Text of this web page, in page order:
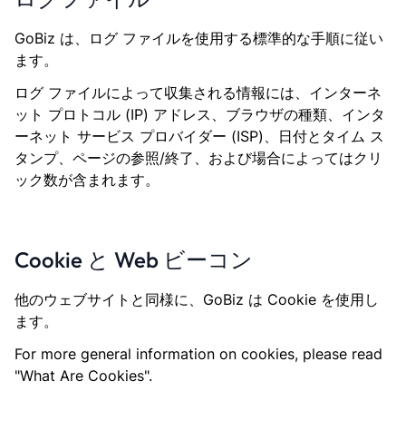
GoBiz は、ログ ファイルを使用する標準的な手順に従い
ます。
ログ ファイルによって収集される情報には、インターネ
ット プロトコル (IP) アドレス、ブラウザの種類、インタ
ーネット サービス プロバイダー (ISP)、日付とタイム ス
タンプ、ページの参照/終了、および場合によってはクリ
ック数が含まれます。
Cookie と Web ビーコン
他のウェブサイトと同様に、GoBiz は Cookie を使用し
ます。
For more general information on cookies, please read
"What Are Cookies".